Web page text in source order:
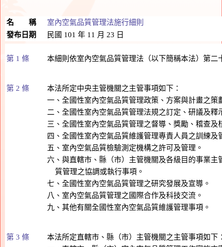
名 稱
室內空氣品質管理法施行細則
發布日期
民國 101 年 11 月 23 日
第 1 條
第 2 條
本法所定中央主管機關之主管事項如下：
一、全國性室內空氣品質管理政策、方案與計畫之策
二、全國性室內空氣品質管理法規之訂定、研議及釋
三、全國性室內空氣品質管理之督導、獎勵、稽查及
四、全國性室內空氣品質維護管理專責人員之訓練及
五、室內空氣品質檢驗測定機構之許可及管理。
六、與直轄市、縣（市）主管機關及各級目的事業主
    質管理之協調或執行事項。
七、全國性室內空氣品質管理之研究發展及宣導。
八、室內空氣品質管理之國際合作及科技交流。
第 3 條
本法所定直轄市、縣（市）主管機關之主管事項如下